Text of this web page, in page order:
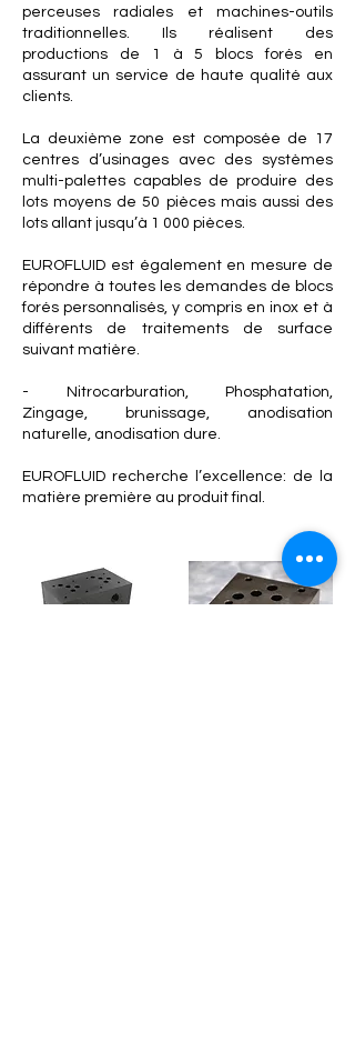
perceuses radiales et machines-outils
traditionnelles. Ils réalisent des
productions de 1 à 5 blocs forés en
assurant un service de haute qualité aux
clients.
La deuxième zone est composée de 17
centres d’usinages avec des systèmes
multi-palettes capables de produire des
lots moyens de 50 pièces mais aussi des
lots allant jusqu’à 1 000 pièces.
EUROFLUID est également en mesure de
répondre à toutes les demandes de blocs
forés personnalisés, y compris en inox et à
différents de traitements de surface
suivant matière.
- Nitrocarburation, Phosphatation,
Zingage, brunissage, anodisation
naturelle, anodisation dure.
EUROFLUID recherche l’excellence: de la
matière première au produit final.